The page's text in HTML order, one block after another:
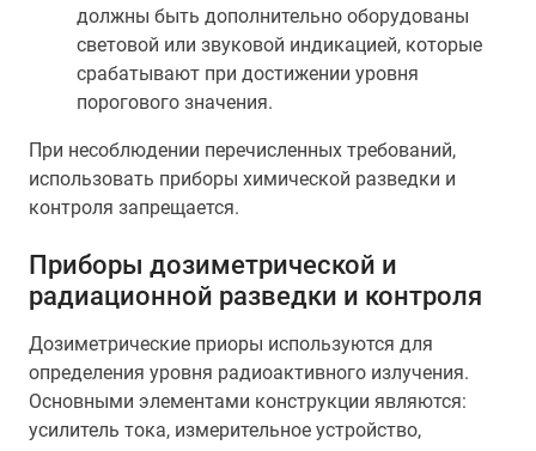
должны быть дополнительно оборудованы
световой или звуковой индикацией, которые
срабатывают при достижении уровня
порогового значения.
При несоблюдении перечисленных требований,
использовать приборы химической разведки и
контроля запрещается.
Приборы дозиметрической и
радиационной разведки и контроля
Дозиметрические приоры используются для
определения уровня радиоактивного излучения.
Основными элементами конструкции являются:
усилитель тока, измерительное устройство,